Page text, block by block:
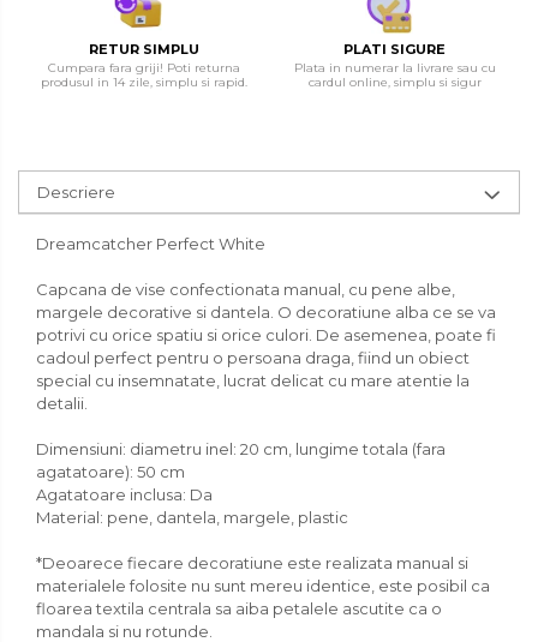
RETUR SIMPLU
Cumpara fara griji! Poti returna
produsul in 14 zile, simplu si rapid.
PLATI SIGURE
Plata in numerar la livrare sau cu
cardul online, simplu si sigur
Descriere
Dreamcatcher Perfect White
Capcana de vise confectionata manual, cu pene albe,
margele decorative si dantela. O decoratiune alba ce se va
potrivi cu orice spatiu si orice culori. De asemenea, poate fi
cadoul perfect pentru o persoana draga, fiind un obiect
special cu insemnatate, lucrat delicat cu mare atentie la
detalii.
Dimensiuni: diametru inel: 20 cm, lungime totala (fara
agatatoare): 50 cm
Agatatoare inclusa: Da
Material: pene, dantela, margele, plastic
*Deoarece fiecare decoratiune este realizata manual si
materialele folosite nu sunt mereu identice, este posibil ca
floarea textila centrala sa aiba petalele ascutite ca o
mandala si nu rotunde.